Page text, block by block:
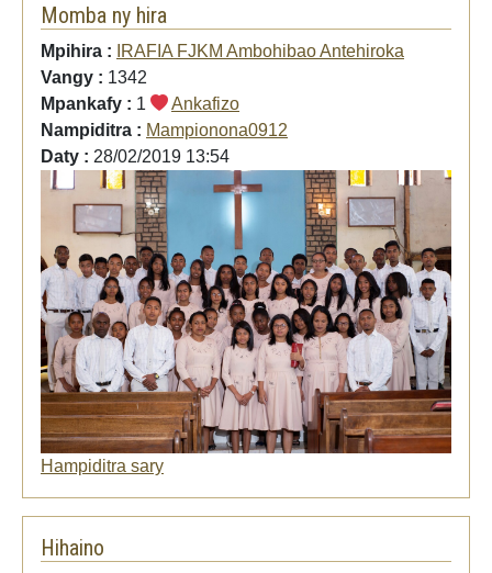
Momba ny hira
Mpihira :
IRAFIA FJKM Ambohibao Antehiroka
Vangy : 1342
Mpankafy : 1
Ankafizo
Nampiditra : Mampionona0912
Daty : 28/02/2019 13:54
Hampiditra sary
Hihaino